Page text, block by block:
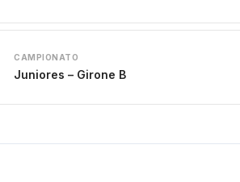
CAMPIONATO
Juniores – Girone B